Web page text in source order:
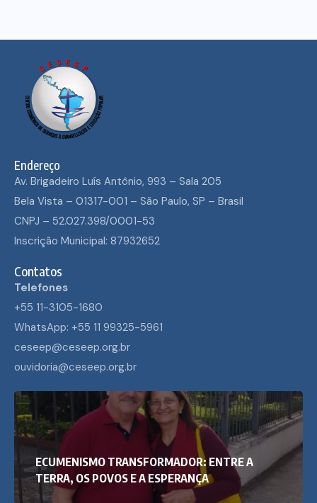
Endereço
Av. Brigadeiro Luís Antônio, 993 – Sala 205
Bela Vista – 01317-001 – São Paulo, SP – Brasil
CNPJ – 52.027.398/0001-53
Inscrição Municipal: 87932652
Contatos
Telefones
+55 11-3105-1680
WhatsApp: +55 11 99325-5961
ceseep@ceseep.org.br
ouvidoria@ceseep.org.br
ECUMENISMO TRANSFORMADOR: ENTRE A
TERRA, OS POVOS E A ESPERANÇA